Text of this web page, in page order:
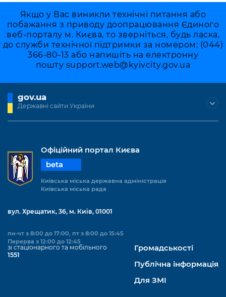
Якщо у Вас виникли технічні питання або
побажання з приводу доопрацювання Єдиного
веб-порталу м. Києва, то зверніться, будь ласка,
до служби технічної підтримки за номером: (044)
366-80-13 або напишіть на електронну
пошту support.web@kyivcity.gov.ua
gov.ua
Державні сайти України
Офіційний портал Києва
beta
Київська міська державна адміністрація
Київська міська рада
вул. Хрещатик, 36, м. Київ, 01001
пн-чт з 8:00 до 17:00, пт з 8:00 до 15:45
Перерва з 12:00 до 12:45
зі стаціонарного та мобільного
1551
Громадськості
Публічна інформація
Для ЗМІ